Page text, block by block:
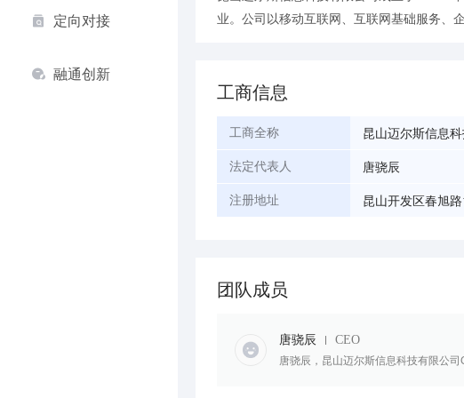
定向对接
融通创新
业。公司以移动互联网、互联网基础服务、
工商信息
工商全称 昆山迈尔斯信息
法定代表人 唐骁辰
注册地址 昆山开发区春旭
团队成员
唐骁辰 CEO
唐骁辰，昆山迈尔斯信息科技有限公司